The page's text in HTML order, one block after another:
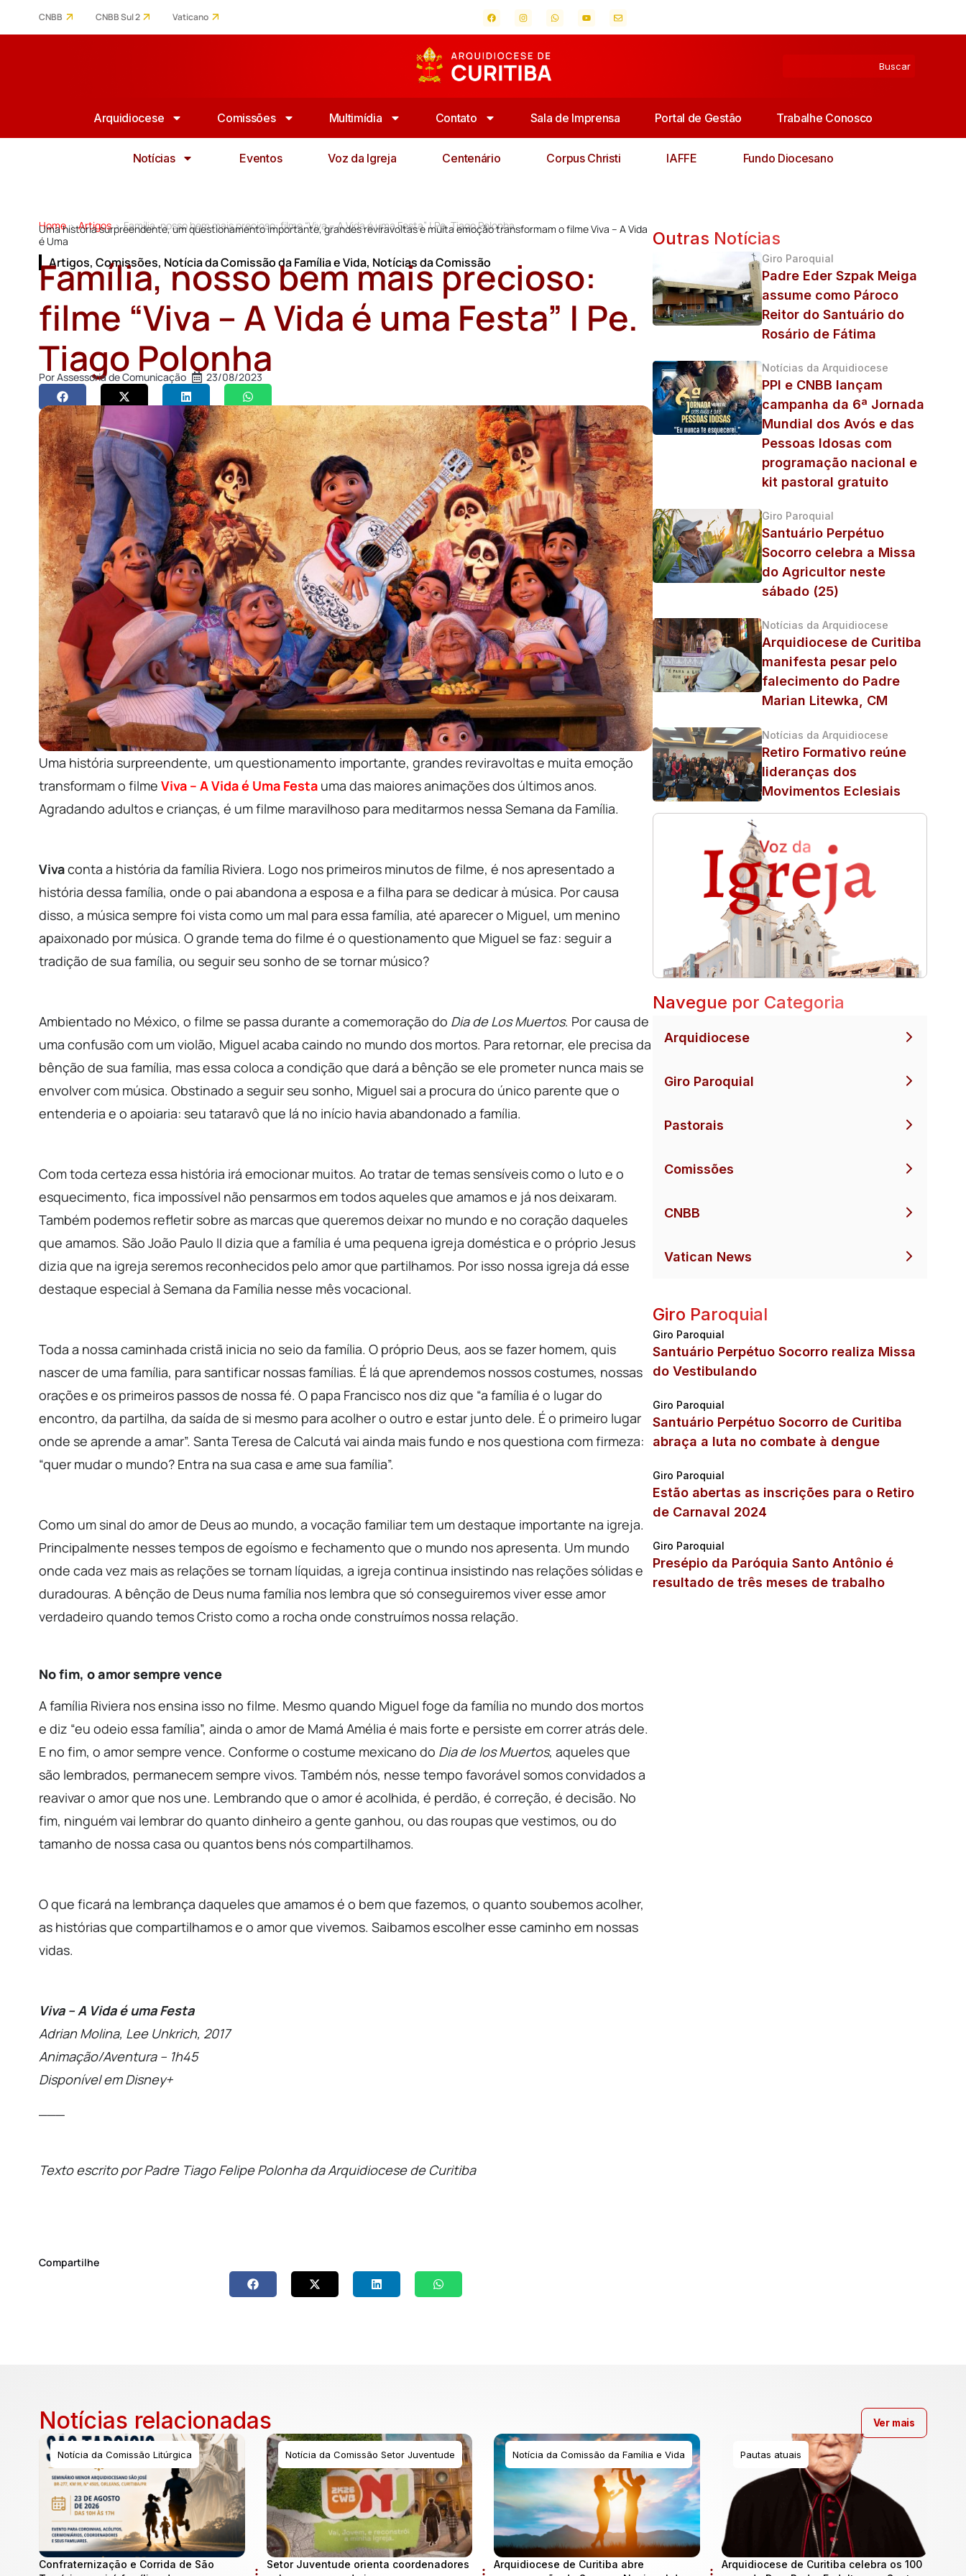
CNBB CNBB Sul 2 Vaticano
Arquidiocese Comissões Multimídia Contato Sala de Imprensa Portal de Gestão Trabalhe Conosco
Notícias Eventos Voz da Igreja Centenário Corpus Christi IAFFE Fundo Diocesano
Home > Artigos > Família, nosso bem mais precioso: filme “Viva – A Vida é uma Festa” | Pe. Tiago Polonha
Uma história surpreendente, um questionamento importante, grandes reviravoltas e muita emoção transformam o filme Viva – A Vida
é Uma
Artigos, Comissões, Notícia da Comissão da Família e Vida, Notícias da Comissão
Família, nosso bem mais precioso:
filme “Viva – A Vida é uma Festa” | Pe.
Tiago Polonha
PorAssessoria de Comunicação 23/08/2023
Uma história surpreendente, um questionamento importante, grandes reviravoltas e muita emoção
transformam o filme Viva – A Vida é Uma Festa uma das maiores animações dos últimos anos.
Agradando adultos e crianças, é um filme maravilhoso para meditarmos nessa Semana da Família.
Vivaconta a história da família Riviera. Logo nos primeiros minutos de filme, é nos apresentado a
história dessa família, onde o pai abandona a esposa e a filha para se dedicar à música. Por causa
disso, a música sempre foi vista como um mal para essa família, até aparecer o Miguel, um menino
apaixonado por música. O grande tema do filme é o questionamento que Miguel se faz: seguir a
tradição de sua família, ou seguir seu sonho de se tornar músico?
Ambientado no México, o filme se passa durante a comemoração do Dia de Los Muertos. Por causa de
uma confusão com um violão, Miguel acaba caindo no mundo dos mortos. Para retornar, ele precisa da
bênção de sua família, mas essa coloca a condição que dará a bênção se ele prometer nunca mais se
envolver com música. Obstinado a seguir seu sonho, Miguel sai a procura do único parente que o
entenderia e o apoiaria: seu tataravô que lá no início havia abandonado a família.
Com toda certeza essa história irá emocionar muitos. Ao tratar de temas sensíveis como o luto e o
esquecimento, fica impossível não pensarmos em todos aqueles que amamos e já nos deixaram.
Também podemos refletir sobre as marcas que queremos deixar no mundo e no coração daqueles
que amamos. São João Paulo II dizia que a família é uma pequena igreja doméstica e o próprio Jesus
dizia que na igreja seremos reconhecidos pelo amor que partilhamos. Por isso nossa igreja dá esse
destaque especial à Semana da Família nesse mês vocacional.
Toda a nossa caminhada cristã inicia no seio da família. O próprio Deus, aos se fazer homem, quis
nascer de uma família, para santificar nossas famílias. É lá que aprendemos nossos costumes, nossas
orações e os primeiros passos de nossa fé. O papa Francisco nos diz que “a família é o lugar do
encontro, da partilha, da saída de si mesmo para acolher o outro e estar junto dele. É o primeiro lugar
onde se aprende a amar”. Santa Teresa de Calcutá vai ainda mais fundo e nos questiona com firmeza:
“quer mudar o mundo? Entra na sua casa e ame sua família”.
Como um sinal do amor de Deus ao mundo, a vocação familiar tem um destaque importante na igreja.
Principalmente nesses tempos de egoísmo e fechamento que o mundo nos apresenta. Um mundo
onde cada vez mais as relações se tornam líquidas, a igreja continua insistindo nas relações sólidas e
duradouras. A bênção de Deus numa família nos lembra que só conseguiremos viver esse amor
verdadeiro quando temos Cristo como a rocha onde construímos nossa relação.
No fim, o amor sempre vence
A família Riviera nos ensina isso no filme. Mesmo quando Miguel foge da família no mundo dos mortos
e diz “eu odeio essa família”, ainda o amor de Mamá Amélia é mais forte e persiste em correr atrás dele.
E no fim, o amor sempre vence. Conforme o costume mexicano do Dia de los Muertos, aqueles que
são lembrados, permanecem sempre vivos. Também nós, nesse tempo favorável somos convidados a
reavivar o amor que nos une. Lembrando que o amor é acolhida, é perdão, é correção, é decisão. No
fim, ninguém vai lembrar do quanto dinheiro a gente ganhou, ou das roupas que vestimos, ou do
tamanho de nossa casa ou quantos bens nós compartilhamos.
O que ficará na lembrança daqueles que amamos é o bem que fazemos, o quanto soubemos acolher,
as histórias que compartilhamos e o amor que vivemos. Saibamos escolher esse caminho em nossas
vidas.
Viva – A Vida é uma Festa
Adrian Molina, Lee Unkrich, 2017
Animação/Aventura – 1h45
Disponível em Disney+
Texto escrito por Padre Tiago Felipe Polonha da Arquidiocese de Curitiba
Compartilhe
Outras Notícias
Giro Paroquial
Padre Eder Szpak Meiga
assume como Pároco
Reitor do Santuário do
Rosário de Fátima
Notícias da Arquidiocese
PPI e CNBB lançam
campanha da 6ª Jornada
Mundial dos Avós e das
Pessoas Idosas com
programação nacional e
kit pastoral gratuito
Giro Paroquial
Santuário Perpétuo
Socorro celebra a Missa
do Agricultor neste
sábado (25)
Notícias da Arquidiocese
Arquidiocese de Curitiba
manifesta pesar pelo
falecimento do Padre
Marian Litewka, CM
Notícias da Arquidiocese
Retiro Formativo reúne
lideranças dos
Movimentos Eclesiais
Navegue por Categoria
Arquidiocese
Giro Paroquial
Pastorais
Comissões
CNBB
Vatican News
Giro Paroquial
Giro Paroquial
Santuário Perpétuo Socorro realiza Missa
do Vestibulando
Giro Paroquial
Santuário Perpétuo Socorro de Curitiba
abraça a luta no combate à dengue
Giro Paroquial
Estão abertas as inscrições para o Retiro
de Carnaval 2024
Giro Paroquial
Presépio da Paróquia Santo Antônio é
resultado de três meses de trabalho
Notícias relacionadas
Notícia da Comissão Litúrgica
Confraternização e Corrida de São
Notícia da Comissão Setor Juventude
Setor Juventude orienta coordenadores
Notícia da Comissão da Família e Vida
Arquidiocese de Curitiba abre
Pautas atuais
Arquidiocese de Curitiba celebra os 100
Ver mais